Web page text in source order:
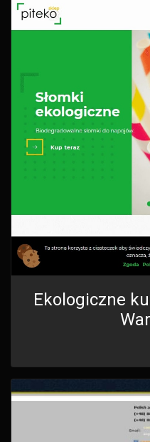
Ekologiczne